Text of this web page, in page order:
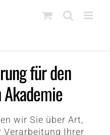
für den
wir Sie über Art,
Verarbeitung Ihrer